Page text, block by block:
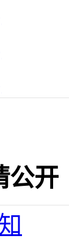
公开